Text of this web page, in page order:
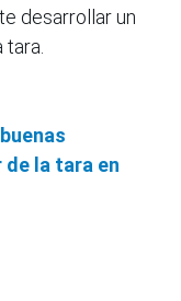
desarrollar un
tara.
la tara en